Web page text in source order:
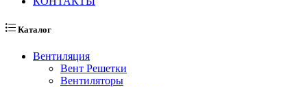
Каталог
Вентиляция
Вент Решетки
Вентиляторы